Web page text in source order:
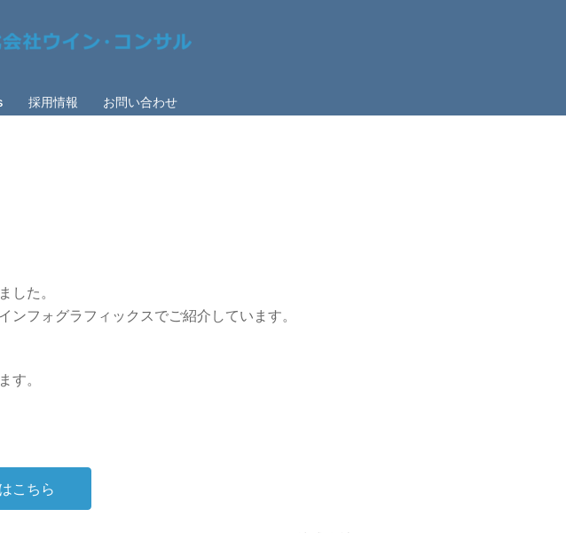
採用情報 お問い合わせ
した。
フォグラフィックスでご紹介しています。
す。
こちら